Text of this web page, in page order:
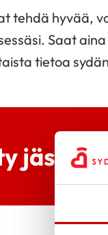
tehdä hyvää,
Saat
tietoa